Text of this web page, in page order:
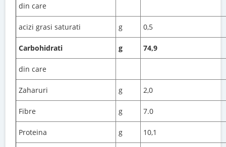
din care
acizi grasi saturati g 0,5
Carbohidrati g 74,9
din care
Zaharuri g 2,0
Fibre g 7.0
Proteina g 10,1